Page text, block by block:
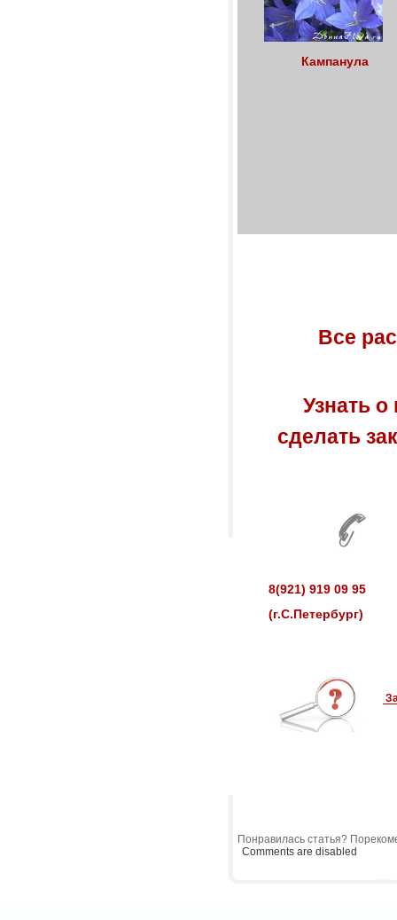
Кампанула
Все
Узнать
сделать
8(921) 919
Понравилась статья?
Comments are disabled